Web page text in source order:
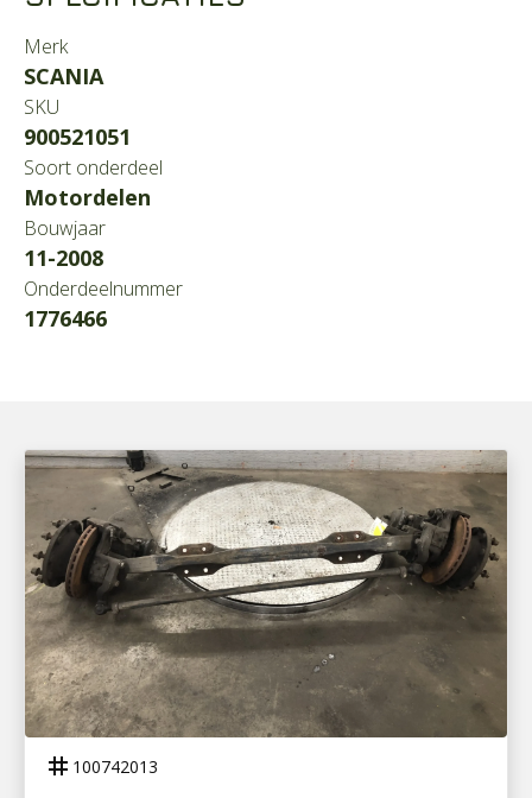
Merk
SCANIA
SKU
900521051
Soort onderdeel
Motordelen
Bouwjaar
11-2008
Onderdeelnummer
1776466
100742013
VOORAS 152-N COMPLEET
tag 100742013